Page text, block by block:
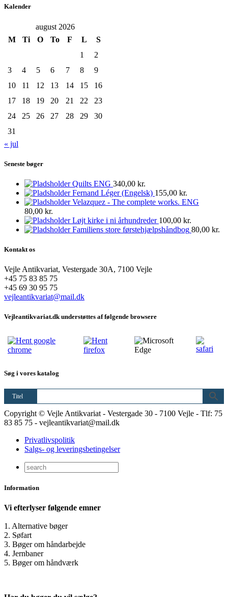
Kalender
august 2026
M
Ti O To F L
S
1
2
3
4 5 6 7 8
9
10
11 12 13 14 15
16
17
18 19 20 21 22
23
24
25 26 27 28 29
30
31
« jul
Seneste bøger
Quilts ENG 340,00 kr.
Fernand Léger (Engelsk) 155,00 kr.
Velazquez - The complete works. ENG
80,00 kr.
Løjt kirke i ni århundreder 100,00 kr.
Familiens store førstehjælpshåndbog 80,00 kr.
Kontakt os
Vejle Antikvariat, Vestergade 30A, 7100 Vejle
+45 75 83 85 75
+45 69 30 95 75
vejleantikvariat@mail.dk
Vejleantikvariat.dk understøttes af følgende browsere
Søg i vores katalog
Titel
Copyright © Vejle Antikvariat - Vestergade 30 - 7100 Vejle - Tlf: 75
83 85 75 - vejleantikvariat@mail.dk
Privatlivspolitik
Salgs- og leveringsbetingelser
Information
Vi efterlyser følgende emner
1. Alternative bøger
2. Søfart
3. Bøger om håndarbejde
4. Jernbaner
5. Bøger om håndværk